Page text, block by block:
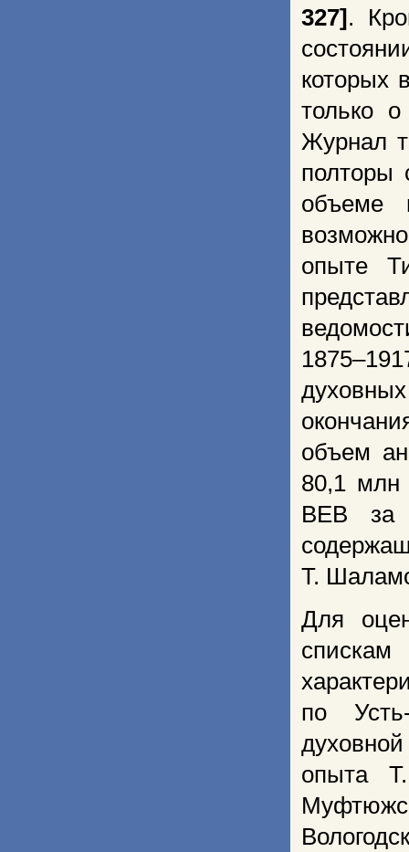
327] .
которых
только
Журнал
полторы
объеме
опыте
объем
80,1 млн
ВЕВ за
Т.
Для
по
опыта